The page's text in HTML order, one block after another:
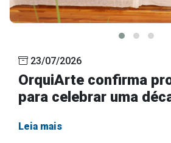
23/07/2026
OrquiArte confirma
para celebrar uma
Leia mais